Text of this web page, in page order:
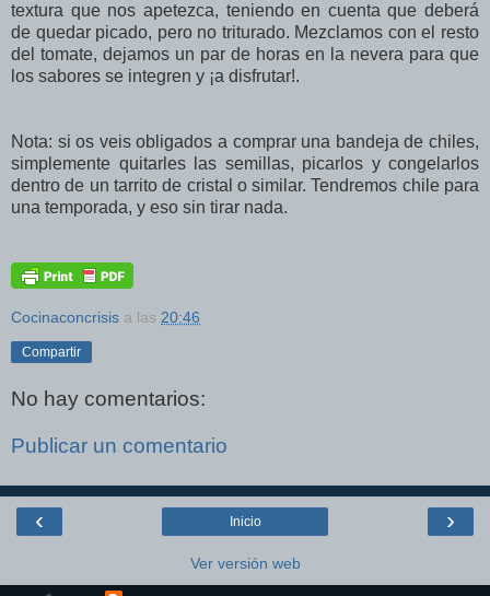
textura que nos apetezca, teniendo en cuenta que deberá
de quedar picado, pero no triturado. Mezclamos con el resto
del tomate, dejamos un par de horas en la nevera para que
los sabores se integren y ¡a disfrutar!.
Nota: si os veis obligados a comprar una bandeja de chiles,
simplemente quitarles las semillas, picarlos y congelarlos
dentro de un tarrito de cristal o similar. Tendremos chile para
una temporada, y eso sin tirar nada.
Cocinaconcrisis a las 20:46
Compartir
No hay comentarios:
Publicar un comentario
‹ ›
Inicio
Ver versión web